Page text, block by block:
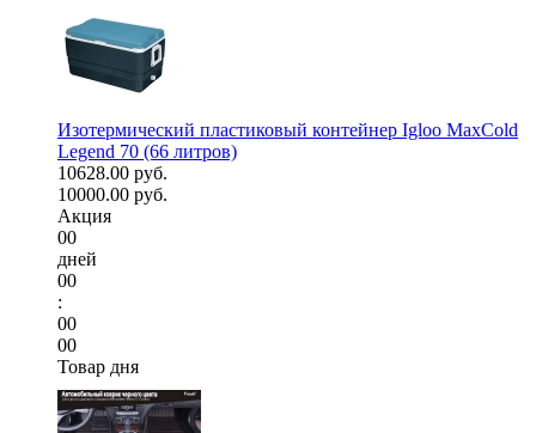
Изотермический пластиковый контейнер Igloo MaxCold
Legend 70 (66 литров)
10628.00 руб.
10000.00 руб.
Акция
00
дней
00
:
00
00
Товар дня